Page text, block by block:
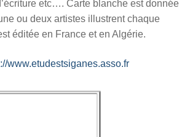
etc…. Carte blanche est donnée
ou deux artistes illustrent chaque
éditée en France et en Algérie.
www.etudestsiganes.asso.fr